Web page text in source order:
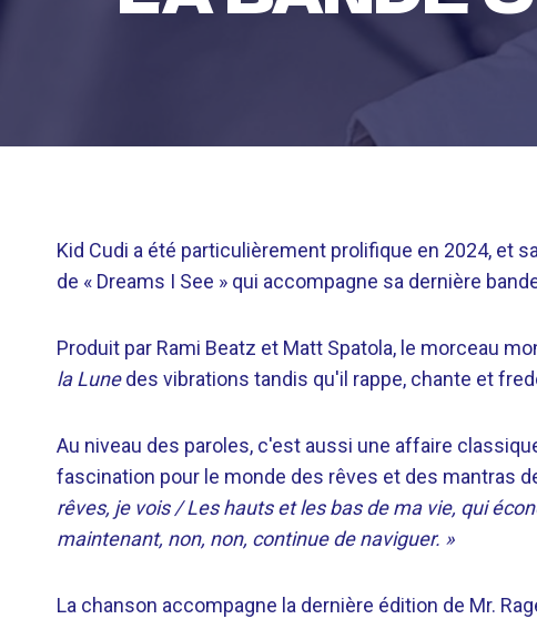
Kid Cudi a été particulièrement prolifique en 2024, et
de « Dreams I See » qui accompagne sa dernière
Produit par Rami Beatz et Matt Spatola, le morceau
la Lunedes vibrations tandis qu'il rappe, chante et
Au niveau des paroles, c'est aussi une affaire
fascination pour le monde des rêves et des mantras
rêves, je vois / Les hauts et les bas de ma vie, qui
maintenant, non, non, continue de naviguer. »
La chanson accompagne la dernière édition de Mr.